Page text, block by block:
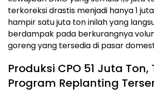
terkoreksi drastis menjadi hanya 1
hampir satu juta ton inilah yang
berdampak pada berkurangnya
goreng yang tersedia di pasar
Produksi CPO 51 Juta Ton,
Program Replanting